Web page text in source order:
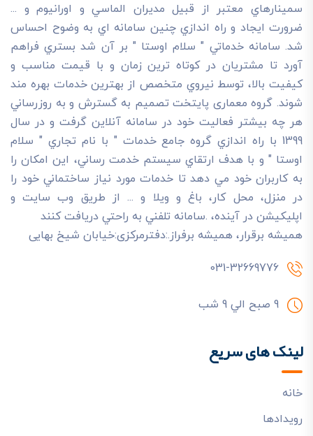
سمينارهاي معتبر از قبيل مديران الماسي و اورانيوم و ...
ضرورت ايجاد و راه اندازي چنين سامانه اي به وضوح احساس
شد. سامانه خدماتي " سلام اوستا " بر آن شد بستري فراهم
آورد تا مشتريان در کوتاه ترين زمان و با قيمت مناسب و
کيفيت بالا، توسط نيروي متخصص از بهترين خدمات بهره مند
شوند. گروه معماری پایتخت تصميم به گسترش و به روزرساني
هر چه بيشتر فعاليت خود در سامانه آنلاين گرفت و در سال
1399 با راه اندازي گروه جامع خدمات " با نام تجاري " سلام
اوستا " و با هدف ارتقاي سيستم خدمت رساني، اين امکان را
به کاربران خود مي دهد تا خدمات مورد نياز ساختماني خود را
در منزل، محل کار، باغ و ويلا و ... از طريق وب سايت و
اپليکيشن در آينده، .سامانه تلفني به راحتي دريافت کنند
هميشه برقرار، هميشه برفراز.:دفترمرکزی:خیابان شیخ بهایی
031-32669776
9 صبح الي 9 شب
لینک های سریع
خانه
رويدادها